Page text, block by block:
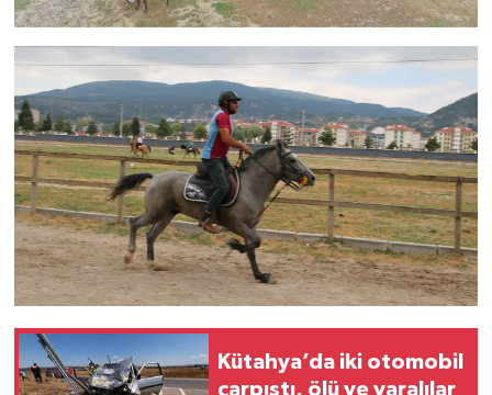
Kütahya’da iki otomobil
çarpıştı, ölü ve yaralılar